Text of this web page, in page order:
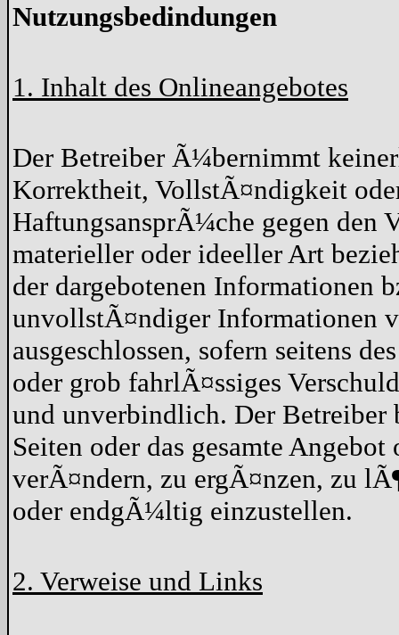
Nutzungsbedindungen
1. Inhalt des Onlineangebotes
Der Betreiber Ã¼bernimmt
Korrektheit, VollstÃ¤ndigkeit
HaftungsansprÃ¼che gegen den
materieller oder ideeller Art
der dargebotenen Informationen
unvollstÃ¤ndiger Informationen
ausgeschlossen, sofern seitens
oder grob fahrlÃ¤ssiges
und unverbindlich. Der
Seiten oder das gesamte
verÃ¤ndern, zu ergÃ¤nzen, zu
oder endgÃ¼ltig einzustellen.
2. Verweise und Links